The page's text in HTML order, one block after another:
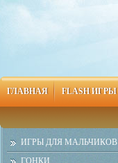
ГЛАВНАЯ FLASH ИГРЫ
ИГРЫ ДЛЯ МАЛЬЧИКОВ
ГОНКИ